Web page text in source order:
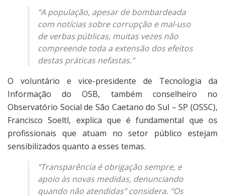
“A população, apesar de bombardeada
com notícias sobre corrupção e mal-uso
de verbas públicas, muitas vezes não
compreende toda a extensão dos efeitos
destas práticas nefastas.”
O voluntário e vice-presidente de Tecnologia da
Informação do OSB, também conselheiro no
Observatório Social de São Caetano do Sul – SP (OSSC),
Francisco Soeltl, explica que é fundamental que os
profissionais que atuam no setor público estejam
sensibilizados quanto a esses temas.
“Transparência é obrigação sempre, e
apoio às novas medidas, denunciando
quando não atendidas” considera. “Os